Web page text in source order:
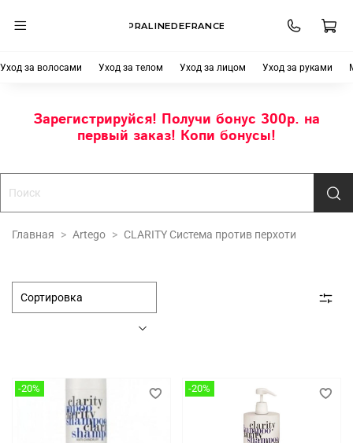
PRALINEDEFRANCE
Уход за волосами Уход за телом Уход за лицом Уход за руками
Зарегистрируйся! Получи бонус 300р. на
первый заказ! Копи бонусы!
Главная Artego CLARITY Система против перхоти
-20% -20%